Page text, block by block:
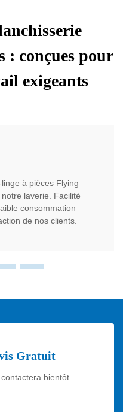
: conçues pour
exigeants
à pièces Flying
laverie. Facilité
consommation
de nos clients.
Gratuit
bientôt.